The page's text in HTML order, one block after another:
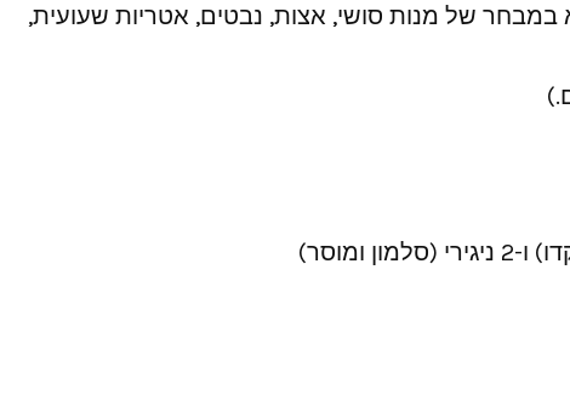
של מנות סושי, אצות, נבטים, אטריות שעועית,